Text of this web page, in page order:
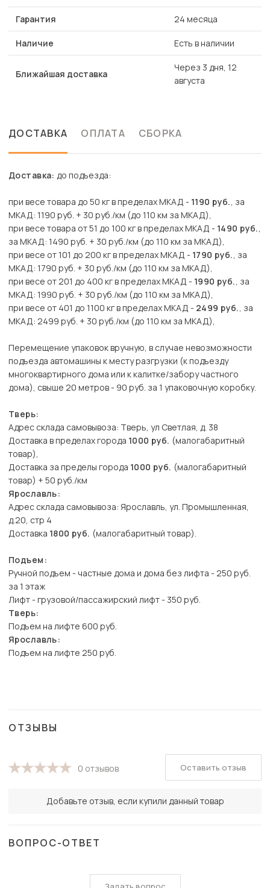
Гарантия 24 месяца
Наличие Есть в наличии
Ближайшая доставка
Через 3 дня, 12
августа
ДОСТАВКА ОПЛАТА СБОРКА
Доставка: до подъезда:
при весе товара до 50 кг в пределах МКАД - 1190 руб., за
МКАД: 1190 руб. + 30 руб./км (до 110 км за МКАД),
при весе товара от 51 до 100 кг в пределах МКАД - 1490 руб.,
за МКАД: 1490 руб. + 30 руб./км (до 110 км за МКАД),
при весе от 101 до 200 кг в пределах МКАД - 1790 руб., за
МКАД: 1790 руб. + 30 руб./км (до 110 км за МКАД),
при весе от 201 до 400 кг в пределах МКАД - 1990 руб., за
МКАД: 1990 руб. + 30 руб./км (до 110 км за МКАД),
при весе от 401 до 1100 кг в пределах МКАД - 2499 руб., за
МКАД: 2499 руб. + 30 руб./км (до 110 км за МКАД),
Перемещение упаковок вручную, в случае невозможности
подъезда автомашины к месту разгрузки (к подъезду
многоквартирного дома или к калитке/забору частного
дома), свыше 20 метров - 90 руб. за 1 упаковочную коробку.
Тверь:
Адрес склада самовывоза: Тверь, ул Светлая, д. 38
Доставка в пределах города 1000 руб. (малогабаритный
товар),
Доставка за пределы города 1000 руб. (малогабаритный
товар) + 50 руб./км
Ярославль:
Адрес склада самовывоза: Ярославль, ул. Промышленная,
д.20, стр 4
Доставка 1800 руб. (малогабаритный товар).
Подъем:
Ручной подъем - частные дома и дома без лифта - 250 руб.
за 1 этаж
Лифт - грузовой/пассажирский лифт - 350 руб.
Тверь:
Подъем на лифте 600 руб.
Ярославль:
Подъем на лифте 250 руб.
ОТЗЫВЫ
0 отзывов
Добавьте отзыв, если купили данный товар
Оставить отзыв
ВОПРОС-ОТВЕТ